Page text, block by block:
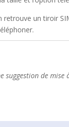
retrouve un tiroir
suggestion de mise